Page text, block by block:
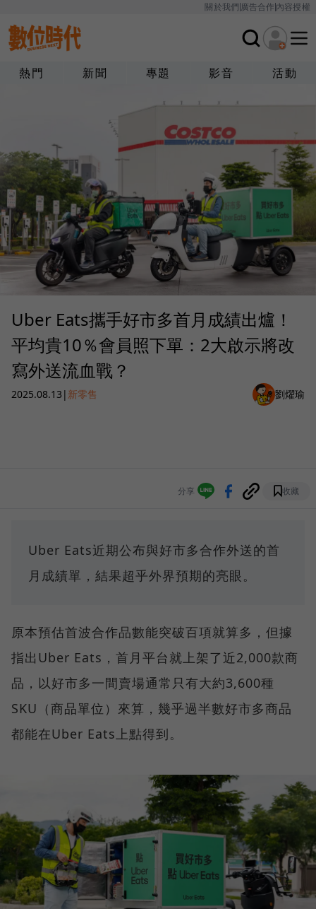
關於我們廣告合作內容授權
熱門 新聞 專題 影音 活動
Uber Eats攜手好市多首月成績出爐！
平均貴10％會員照下單：2大啟示將改
寫外送流血戰？
2025.08.13 | 新零售 劉燿瑜
分享 收藏
Uber Eats近期公布與好市多合作外送的首
月成績單，結果超乎外界預期的亮眼。
原本預估首波合作品數能突破百項就算多，但據
指出Uber Eats，首月平台就上架了近2,000款商
品，以好市多一間賣場通常只有大約3,600種
SKU（商品單位）來算，幾乎過半數好市多商品
都能在Uber Eats上點得到。